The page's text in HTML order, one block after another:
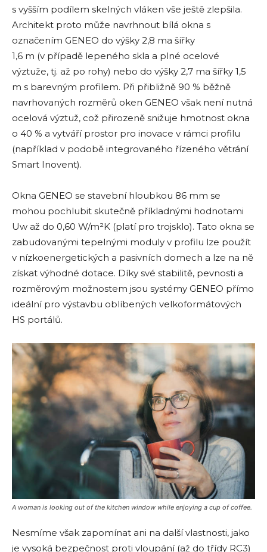
s vyšším podílem skelných vláken vše ještě zlepšila.
Architekt proto může navrhnout bílá okna s
označením GENEO do výšky 2,8 ma šířky
1,6 m (v případě lepeného skla a plné ocelové
výztuže, tj. až po rohy) nebo do výšky 2,7 ​​ma šířky 1,5
m s barevným profilem. Při přibližně 90 % běžně
navrhovaných rozměrů oken GENEO však není nutná
ocelová výztuž, což přirozeně snižuje hmotnost okna
o 40 % a vytváří prostor pro inovace v rámci profilu
(například v podobě integrovaného řízeného větrání
Smart Inovent).
Okna GENEO se stavební hloubkou 86 mm se
mohou pochlubit skutečně příkladnými hodnotami
Uw až do 0,60 W/m²K (platí pro trojsklo). Tato okna se
zabudovanými tepelnými moduly v profilu lze použít
v nízkoenergetických a pasivních domech a lze na ně
získat výhodné dotace. Díky své stabilitě, pevnosti a
rozměrovým možnostem jsou systémy GENEO přímo
ideální pro výstavbu oblíbených velkoformátových
HS portálů.
A woman is looking out of the kitchen window while enjoying a cup of coffee.
Nesmíme však zapomínat ani na další vlastnosti, jako
je vysoká bezpečnost proti vloupání (až do třídy RC3)